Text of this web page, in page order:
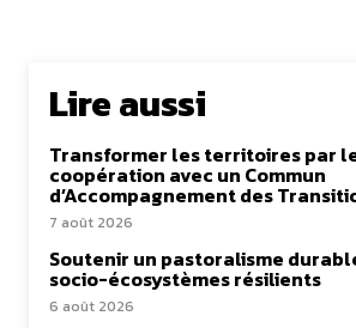
Lire aussi
Transformer les territoires par
coopération avec un Commun
d’Accompagnement des
7 août 2026
Soutenir un pastoralisme
socio-écosystèmes résilients
6 août 2026